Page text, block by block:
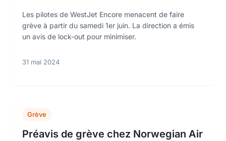
Les pilotes de WestJet Encore menacent de faire
grève à partir du samedi 1er juin. La direction a émis
un avis de lock-out pour minimiser.
31 mai 2024
Grève
Préavis de grève chez Norwegian Air